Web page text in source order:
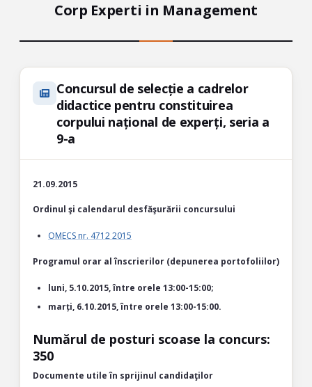
Corp Experti in Management
Concursul de selecție a cadrelor
didactice pentru constituirea
corpului național de experți, seria a
9-a
21.09.2015
Ordinul şi calendarul desfăşurării concursului
OMECS nr. 4712 2015
Programul orar al înscrierilor (depunerea portofoliilor)
luni, 5.10.2015, între orele 13:00-15:00;
marți, 6.10.2015, între orele 13:00-15:00.
Numărul de posturi scoase la concurs:
350
Documente utile în sprijinul candidaţilor